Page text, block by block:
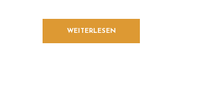
WEITERLESEN